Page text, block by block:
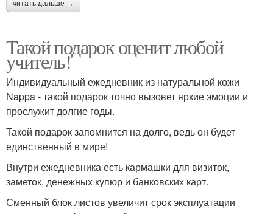
читать дальше →
Такой подарок оценит любой
учитель!
Индивидуальный ежедневник из натуральной кожи
Nappa - такой подарок точно вызовет яркие эмоции и
прослужит долгие годы.
Такой подарок запомнится на долго, ведь он будет
единственный в мире!
Внутри ежедневника есть кармашки для визиток,
заметок, денежных купюр и банковских карт.
Сменный блок листов увеличит срок эксплуатации